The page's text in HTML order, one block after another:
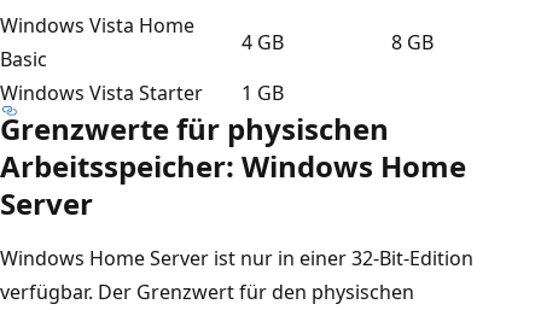
Windows Vista Home
Basic
4 GB
8 GB
Windows Vista Starter
1 GB
Grenzwerte für physischen
Arbeitsspeicher: Windows Home
Server
Windows Home Server ist nur in einer 32-Bit-Edition
verfügbar. Der Grenzwert für den physischen